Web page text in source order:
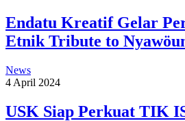
Endatu Kreatif Gelar
Etnik Tribute to
News
4 April 2024
USK Siap Perkuat TIK